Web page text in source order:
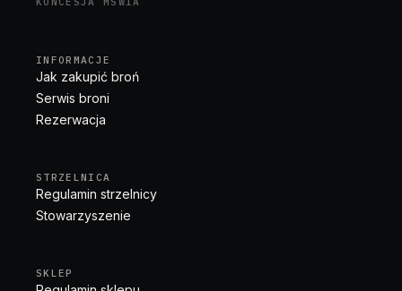
INFORMACJE
Jak zakupić broń
Serwis broni
Rezerwacja
STRZELNICA
Regulamin strzelnicy
Stowarzyszenie
SKLEP